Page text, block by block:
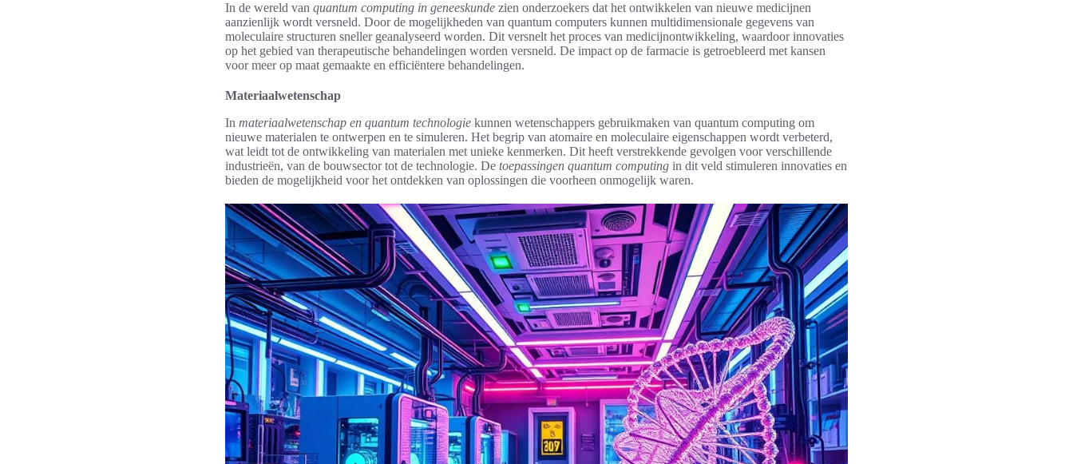
In de wereld van quantum computing in geneeskunde zien onderzoekers dat het ontwikkelen van nieuwe medicijnen
aanzienlijk wordt versneld. Door de mogelijkheden van quantum computers kunnen multidimensionale gegevens van
moleculaire structuren sneller geanalyseerd worden. Dit versnelt het proces van medicijnontwikkeling, waardoor innovaties
op het gebied van therapeutische behandelingen worden versneld. De impact op de farmacie is getroebleerd met kansen
voor meer op maat gemaakte en efficiëntere behandelingen.
Materiaalwetenschap
In materiaalwetenschap en quantum technologie kunnen wetenschappers gebruikmaken van quantum computing om
nieuwe materialen te ontwerpen en te simuleren. Het begrip van atomaire en moleculaire eigenschappen wordt verbeterd,
wat leidt tot de ontwikkeling van materialen met unieke kenmerken. Dit heeft verstrekkende gevolgen voor verschillende
industrieën, van de bouwsector tot de technologie. De toepassingen quantum computing in dit veld stimuleren innovaties en
bieden de mogelijkheid voor het ontdekken van oplossingen die voorheen onmogelijk waren.